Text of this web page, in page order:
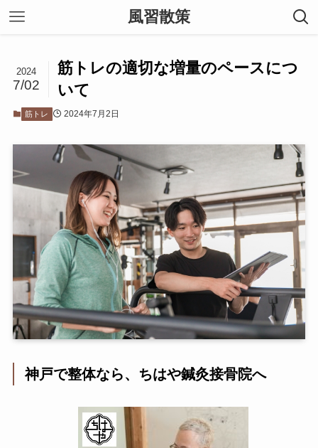
風習散策
筋トレの適切な増量のペースにつ
いて
2024
7/02
筋トレ 2024年7月2日
神戸で整体なら、ちはや鍼灸接骨院へ